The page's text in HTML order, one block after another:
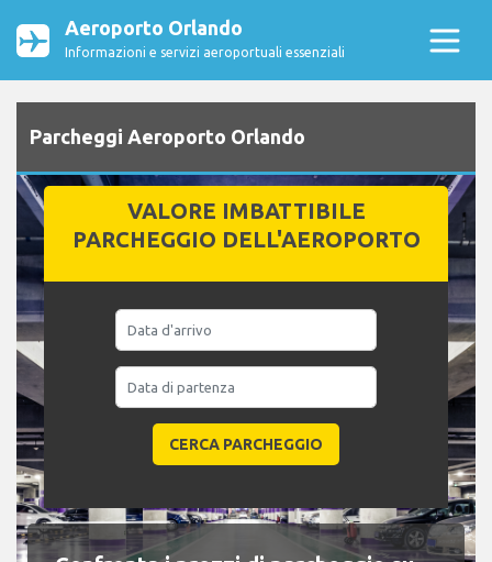
Aeroporto Orlando
Informazioni e servizi aeroportuali essenziali
Parcheggi Aeroporto Orlando
VALORE IMBATTIBILE
PARCHEGGIO DELL'AEROPORTO